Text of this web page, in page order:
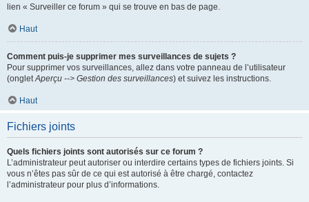
lien « Surveiller ce forum » qui se trouve en bas de page.
Haut
Comment puis-je supprimer mes surveillances de sujets ?
Pour supprimer vos surveillances, allez dans votre panneau de l’utilisateur
(ongletAperçu --> Gestion des surveillances) et suivez les instructions.
Haut
Fichiers joints
Quels fichiers joints sont autorisés sur ce forum ?
L’administrateur peut autoriser ou interdire certains types de fichiers joints. Si
vous n’êtes pas sûr de ce qui est autorisé à être chargé, contactez
l’administrateur pour plus d’informations.